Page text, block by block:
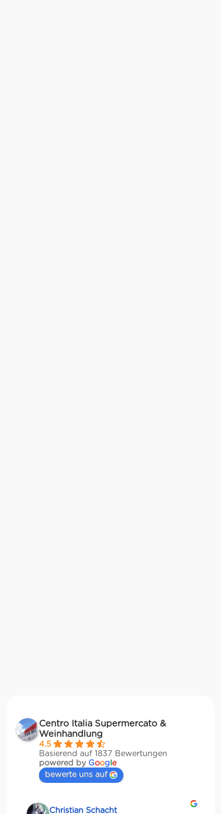
Centro Italia Supermercato &
Weinhandlung
4.5
Basierend auf 1837 Bewertungen
powered by Google
bewerte uns auf
Christian Schacht